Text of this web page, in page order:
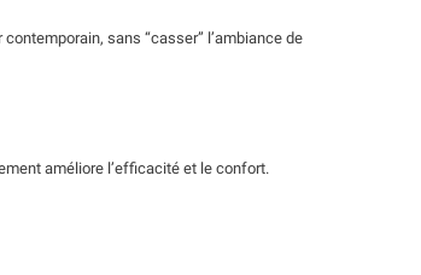
contemporain, sans “casser” l’ambiance de
améliore l’efficacité et le confort.